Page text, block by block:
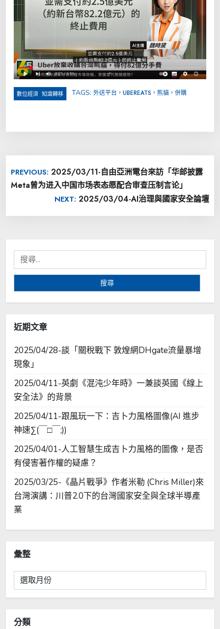
數位經濟 知識轉移 TAGS: 外送平台，UBEREATS，熊貓，併購
章
覽
PREVIOUS: 2025/03/11-自由亞洲電台來訪「华邮披露
Meta曾为进入中国市场表态愿配合审查压制言论」
NEXT: 2025/03/04-AI治理與國家安全論壇
搜
尋
近期文章
2025/04/28-談「關稅戰下 敦煌網DHgate流量暴增
現象」
2025/04/11-英劇《混沌少年時》一兼談英國《線上
安全法》的背景
2025/04/11-跟風玩一下：吉卜力風格圖像(AI 進步
神速∑(￣□￣;))
2025/04/01-人工智慧生成吉卜力風格的圖像，是否
有侵害著作權的疑慮？
2025/03/25-《晶片戰爭》作者米勒 (Chris Miller)來
台灣演講：川普2.0下的台灣國家安全與全球半導產
業
彙整
彙
整
分類